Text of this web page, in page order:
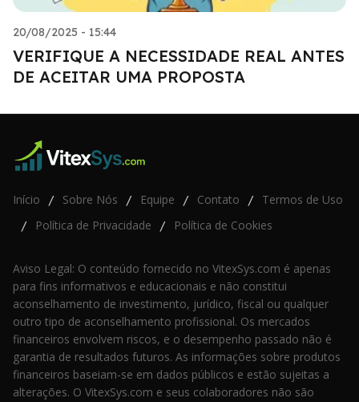
20/08/2025 - 15:44
VERIFIQUE A NECESSIDADE REAL ANTES
DE ACEITAR UMA PROPOSTA
Início / Sobre Nós / Equipe / Contato / Termos de Uso
/ Política de Privacidade / Política de Cookies
Aviso Legal: O conteúdo fornecido no VitexSys.com é apenas
para fins informativos e educacionais e não constitui
aconselhamento de investimento, jurídico, fiscal ou qualquer
outro tipo de aconselhamento profissional. Os mercados
financeiros envolvem riscos, e o desempenho passado não é
garantia de resultados futuros. As informações sobre produtos
financeiros baseiam-se em dados públicos e estão sujeitas a
alterações. O VitexSys.com e seus colaboradores não são